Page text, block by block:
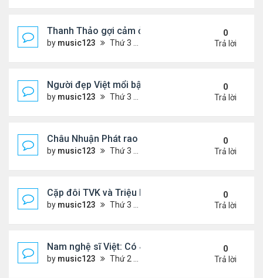
Thanh Thảo gợi cảm ở tuổi 49
by music123 Thứ 3 Tháng 8 04, 2026 5:52 pm
0
Trả lời
Người đẹp Việt mổi bật giữa dàn sao châu Á
by music123 Thứ 3 Tháng 8 04, 2026 5:45 pm
0
Trả lời
Châu Nhuận Phát rao bán tài sản
by music123 Thứ 3 Tháng 8 04, 2026 5:36 pm
0
Trả lời
Cặp đôi TVK và Triệu Mẫn được yêu thích nhất
by music123 Thứ 3 Tháng 8 04, 2026 5:05 pm
0
Trả lời
Nam nghệ sĩ Việt: Có 4 nhà ở Pháp, sống gần
by music123 Thứ 2 Tháng 8 03, 2026 7:23 pm
0
Trả lời